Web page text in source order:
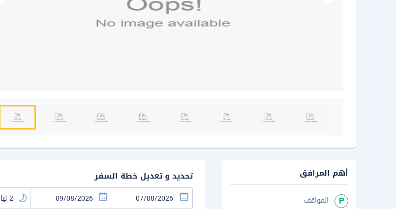
تحديد و تعديل خطة السفر
أهم المرافق
المواقف